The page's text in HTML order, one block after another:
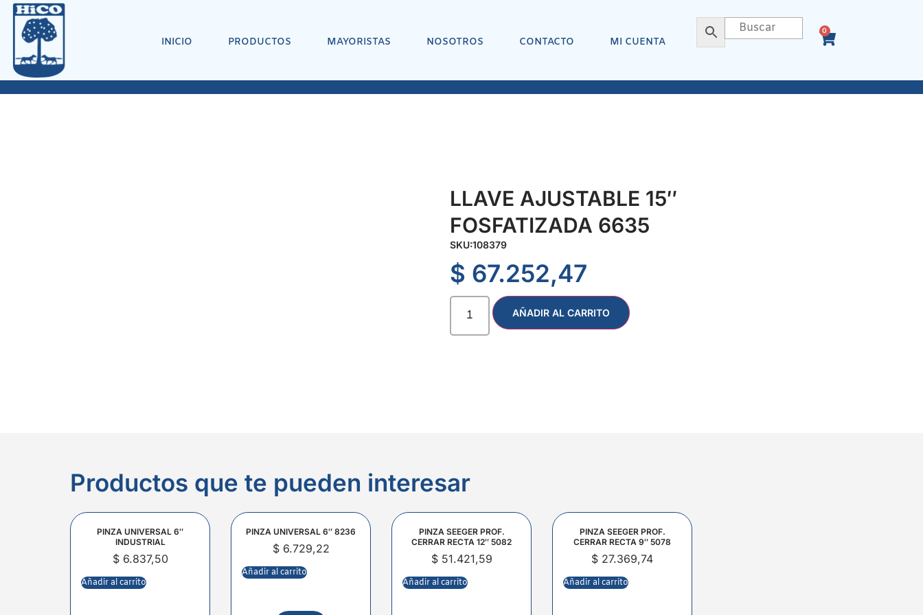
INICIO PRODUCTOS MAYORISTAS NOSOTROS CONTACTO MI CUENTA
0
LLAVE AJUSTABLE 15″
FOSFATIZADA 6635
SKU:108379
$ 67.252,47
AÑADIR AL CARRITO
Productos que te pueden interesar
PINZA UNIVERSAL 6″
INDUSTRIAL
$6.837,50
Añadir al carrito
PINZA UNIVERSAL 6″ 8236
$6.729,22
Añadir al carrito
PINZA SEEGER PROF.
CERRAR RECTA 12″ 5082
$51.421,59
Añadir al carrito
PINZA SEEGER PROF.
CERRAR RECTA 9″ 5078
$ 27.369,74
Añadir al carrito